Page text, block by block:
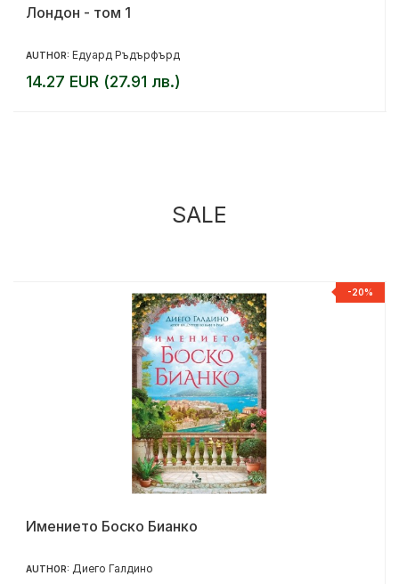
Лондон - том 1
AUTHOR: Едуард Ръдърфърд
14.27 EUR (27.91 лв.)
SALE
-20%
Имението Боско Бианко
AUTHOR: Диего Галдино